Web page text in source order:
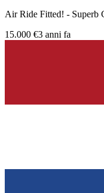
Air Ride Fitted! - Superb
15.000 €3 anni fa